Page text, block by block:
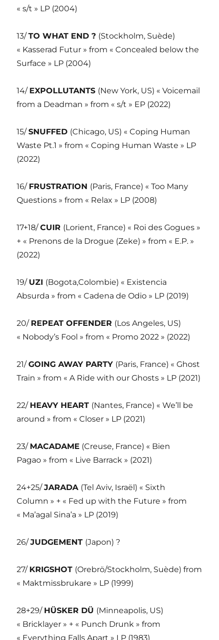
« s/t » LP (2004)
13/TO WHAT END ? (Stockholm, Suède)
« Kasserad Futur » from « Concealed below the
Surface » LP (2004)
14/ EXPOLLUTANTS (New York, US) « Voicemail
from a Deadman » from « s/t » EP (2022)
15/SNUFFED (Chicago, US) « Coping Human
Waste Pt.1 » from « Coping Human Waste » LP
(2022)
16/ FRUSTRATION (Paris, France) « Too Many
Questions » from « Relax » LP (2008)
17+18/CUIR (Lorient, France) « Roi des Gogues »
+ « Prenons de la Drogue (Zeke) » from « E.P. »
(2022)
19/ UZI (Bogota,Colombie) « Existencia
Absurda » from « Cadena de Odio » LP (2019)
20/ REPEAT OFFENDER (Los Angeles, US)
« Nobody’s Fool » from « Promo 2022 » (2022)
21/GOING AWAY PARTY (Paris, France) « Ghost
Train » from « A Ride with our Ghosts » LP (2021)
22/ HEAVY HEART (Nantes, France) « We’ll be
around » from « Closer » LP (2021)
23/ MACADAME (Creuse, France) « Bien
Pagao » from « Live Barrack » (2021)
24+25/JARADA (Tel Aviv, Israël) « Sixth
Column » + « Fed up with the Future » from
« Ma’agal Sina’a » LP (2019)
26/JUDGEMENT (Japon) ?
27/ KRIGSHOT (Orebrö/Stockholm, Suède) from
« Maktmissbrukare » LP (1999)
28+29/ HÜSKER DÜ (Minneapolis, US)
« Bricklayer » + « Punch Drunk » from
« Everything Falls Apart » LP (1983)